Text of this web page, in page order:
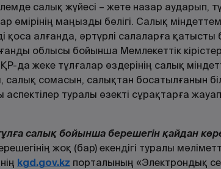
салық жүйесі – жете назар аударып,
өмірінің маңызды бөлігі. Салық
қоса алғанда, әртүрлі салаларға
облысы бойынша Мемлекеттік
да жеке тұлғалар өздерінің салық
салық сомасын, салықтан босатылғанын
туралы өзекті сұрақтарға
салық бойынша берешегін қайдан
жоқ (бар) екендігі туралы
kgd.gov.kz порталының «Электрондық